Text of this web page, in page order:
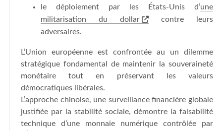
le déploiement par les États-Unis d’une
militarisation du dollar
contre leurs
adversaires.
L’Union européenne est confrontée au un dilemme
stratégique fondamental de maintenir la souveraineté
monétaire tout en préservant les valeurs
démocratiques libérales.
L’approche chinoise, une surveillance financière globale
justifiée par la stabilité sociale, démontre la faisabilité
technique d’une monnaie numérique contrôlée par